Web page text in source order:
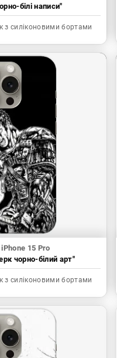
білі написи"
з силіконовими бортами
15 Pro
чорно-білий арт"
з силіконовими бортами